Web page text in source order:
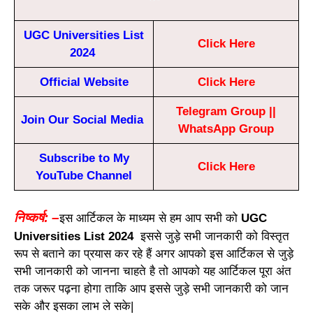
UGC Universities List
2024
Click Here
Official Website Click Here
Join Our Social Media
Telegram Group ||
WhatsApp Group
Subscribe to My
YouTube Channel
Click Here
निष्कर्ष: –इस आर्टिकल के माध्यम से हम आप सभी को UGC
Universities List 2024 इससे जुड़े सभी जानकारी को विस्तृत
रूप से बताने का प्रयास कर रहे हैं अगर आपको इस आर्टिकल से जुड़े
सभी जानकारी को जानना चाहते है तो आपको यह आर्टिकल पूरा अंत
तक जरूर पढ़ना होगा ताकि आप इससे जुड़े सभी जानकारी को जान
सके और इसका लाभ ले सके